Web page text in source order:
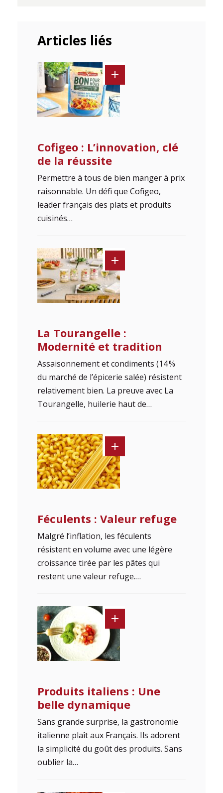
Articles liés
Cofigeo : L’innovation, clé
de la réussite
Permettre à tous de bien manger à prix
raisonnable. Un défi que Cofigeo,
leader français des plats et produits
cuisinés…
La Tourangelle :
Modernité et tradition
Assaisonnement et condiments (14 %
du marché de l’épicerie salée) résistent
relativement bien. La preuve avec La
Tourangelle, huilerie haut de…
Féculents : Valeur refuge
Malgré l’inflation, les féculents
résistent en volume avec une légère
croissance tirée par les pâtes qui
restent une valeur refuge.…
Produits italiens : Une
belle dynamique
Sans grande surprise, la gastronomie
italienne plaît aux Français. Ils adorent
la simplicité du goût des produits. Sans
oublier la…